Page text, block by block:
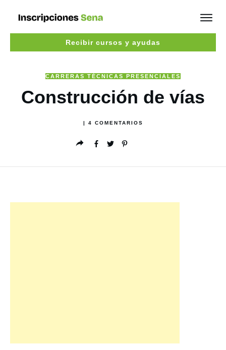
Recibir cursos y ayudas
CARRERAS TÉCNICAS PRESENCIALES
Construcción de vías
4 COMENTARIOS